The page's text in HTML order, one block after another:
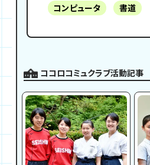
コンピュータ
書道
ココロコミュクラブ活動記事